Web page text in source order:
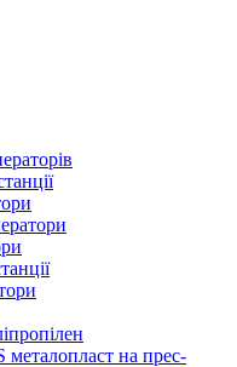
на прес-